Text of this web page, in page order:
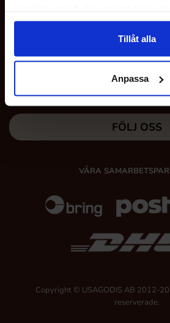
Tillåt alla
Anpassa
MINA SIDOR
FÖLJ OSS
VÅRA
Copyright © USAGODIS AB 2012-
reserverade.